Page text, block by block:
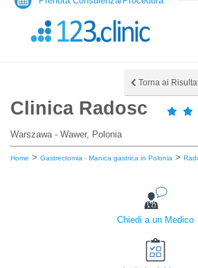
Torna ai
Clinica Radosc
Warszawa - Wawer, Polonia
Home > Gastrectomia - Manica gastrica in Polonia >
Chiedi a un Medico